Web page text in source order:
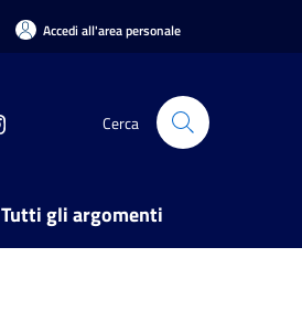
Accedi all'area personale
Cerca
Tutti gli argomenti